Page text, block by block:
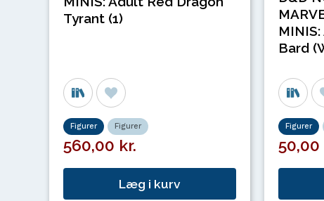
Tyrant (1)
Figurer Figurer
560,00 kr.
Læg i kurv
Bard
Figurer
50,00